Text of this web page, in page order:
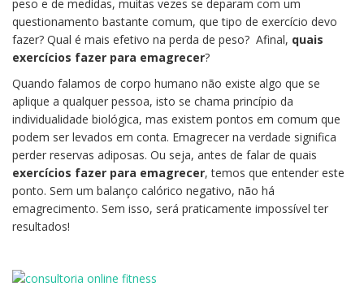
peso e de medidas, muitas vezes se deparam com um
questionamento bastante comum, que tipo de exercício devo
fazer? Qual é mais efetivo na perda de peso? Afinal, quais
exercícios fazer para emagrecer?
Quando falamos de corpo humano não existe algo que se
aplique a qualquer pessoa, isto se chama princípio da
individualidade biológica, mas existem pontos em comum que
podem ser levados em conta. Emagrecer na verdade significa
perder reservas adiposas. Ou seja, antes de falar de quais
exercícios fazer para emagrecer, temos que entender este
ponto. Sem um balanço calórico negativo, não há
emagrecimento. Sem isso, será praticamente impossível ter
resultados!